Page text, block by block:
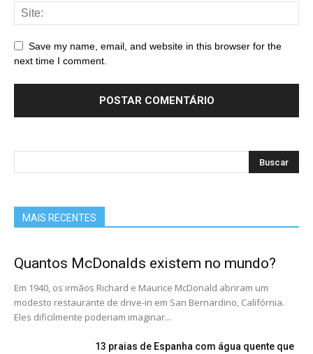
Save my name, email, and website in this browser for the
next time I comment.
MAIS RECENTES
Quantos McDonalds existem no mundo?
Em 1940, os irmãos Richard e Maurice McDonald abriram um
modesto restaurante de drive-in em San Bernardino, Califórnia.
Eles dificilmente poderiam imaginar...
13 praias de Espanha com água quente que